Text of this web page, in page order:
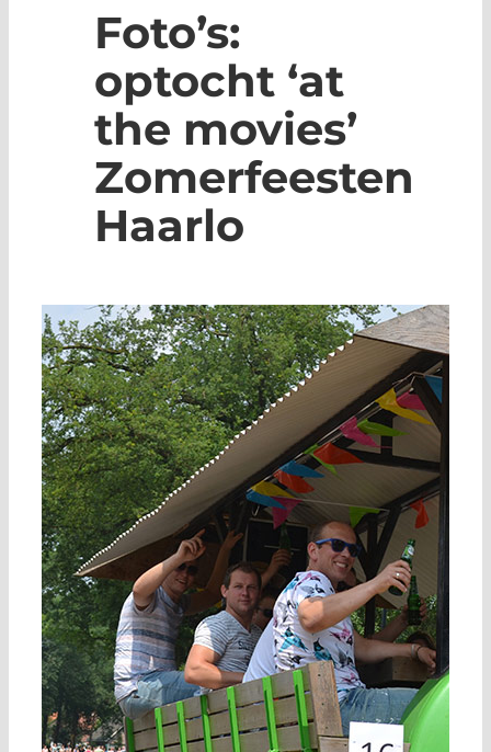
Foto’s:
optocht ‘at
the movies’
Zomerfeesten
Haarlo